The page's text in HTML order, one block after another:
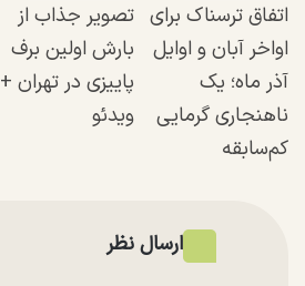
اتفاق ترسناک برای
اواخر آبان و اوایل
آذر ماه؛ یک
ناهنجاری گرمایی
کم‌سابقه
تصویر جذاب از
بارش اولین برف
پاییزی در تهران +
ویدئو
ارسال نظر